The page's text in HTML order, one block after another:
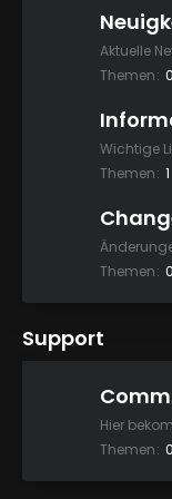
Aktuelle
Themen 0
Wichtige
Themen 1
Themen 0
Support
Hier
Themen 0